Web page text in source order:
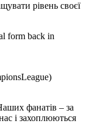
рівень своєї
form back in
фанатів – за
і захоплюються